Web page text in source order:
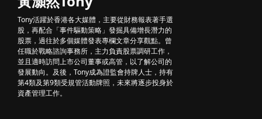
Tony活躍於香港各大媒體，主要從財務報表著手選
股，再配合「事件驅動策略」發掘具備增長潛力的
股票，過往於多個媒體發表專欄文章分享觀點。曾
任職於戰略諮詢事務所，主力負責股票調研工作，
並且適時訪問上市公司董事或高管，以了解公司的
發展動向。及後，Tony成為證監會持牌人士，持有
第4類及第9類受規管活動牌照，未來將逐步投身於
資產管理工作。